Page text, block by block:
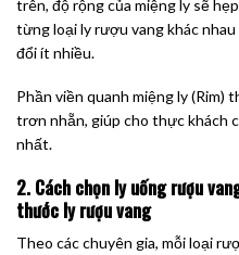
trên, độ rộng của miệng ly sẽ
từng loại ly rượu vang khác
đổi ít nhiều.
Phần viền quanh miệng ly (Rim)
trơn nhẵn, giúp cho thực khách
nhất.
2. Cách chọn ly uống rượu
thước ly rượu vang
Theo các chuyên gia, mỗi loại